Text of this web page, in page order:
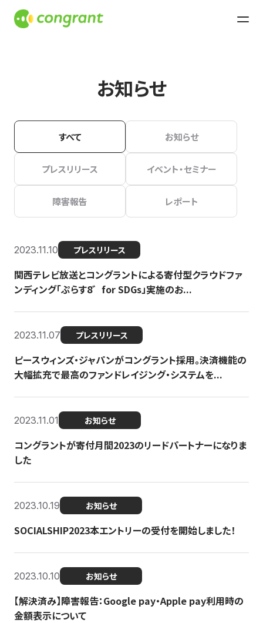
お知らせ
すべて お知らせ
プレスリリース イベント・セミナー
障害報告 レポート
2023.11.10 プレスリリース
関西テレビ放送とコングラントによる寄付型クラウドファ
ンディング「ぷらす8゛for SDGs」実施のお...
2023.11.07 プレスリリース
ピースウィンズ・ジャパンがコングラント採用。決済機能の
大幅拡充で最高のファンドレイジング・システムを...
2023.11.01 お知らせ
コングラントが寄付月間2023のリードパートナーになりま
した
2023.10.19 お知らせ
SOCIALSHIP2023本エントリーの受付を開始しました！
2023.10.10 お知らせ
【解決済み】障害報告：Google pay・Apple pay利用時の
金額表示について